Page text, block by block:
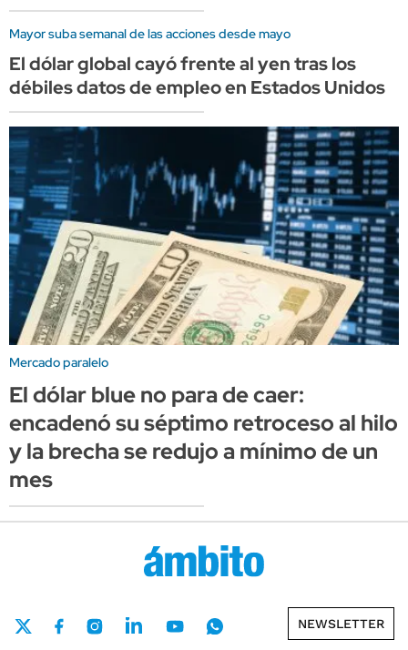
Mayor suba semanal de las acciones desde mayo
El dólar global cayó frente al yen tras los
débiles datos de empleo en Estados Unidos
Mercado paralelo
El dólar blue no para de caer:
encadenó su séptimo retroceso al hilo
y la brecha se redujo a mínimo de un
mes
NEWSLETTER